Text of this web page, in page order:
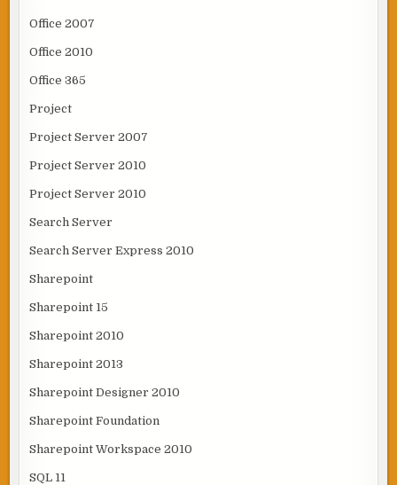
Office 2007
Office 2010
Office 365
Project
Project Server 2007
Project Server 2010
Project Server 2010
Search Server
Search Server Express 2010
Sharepoint
Sharepoint 15
Sharepoint 2010
Sharepoint 2013
Sharepoint Designer 2010
Sharepoint Foundation
Sharepoint Workspace 2010
SQL 11